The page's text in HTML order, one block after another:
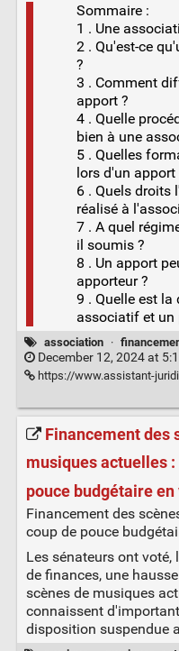
Sommaire :
1 . Une
2 . Qu'est-ce
?
3 . Comment
apport ?
4 . Quelle
bien à une
5 . Quelles
lors d'un
6 . Quels droits
réalisé à
7 . A quel
il soumis ?
8 . Un apport
apporteur ?
9 . Quelle est
associatif et un
association ·
December 12, 2024 at
https://www.assistant-
Financement des
musiques actuelles :
pouce budgétaire en
Financement des
coup de pouce
Les sénateurs ont voté,
de finances, une
scènes de musiques
connaissent
disposition suspendue